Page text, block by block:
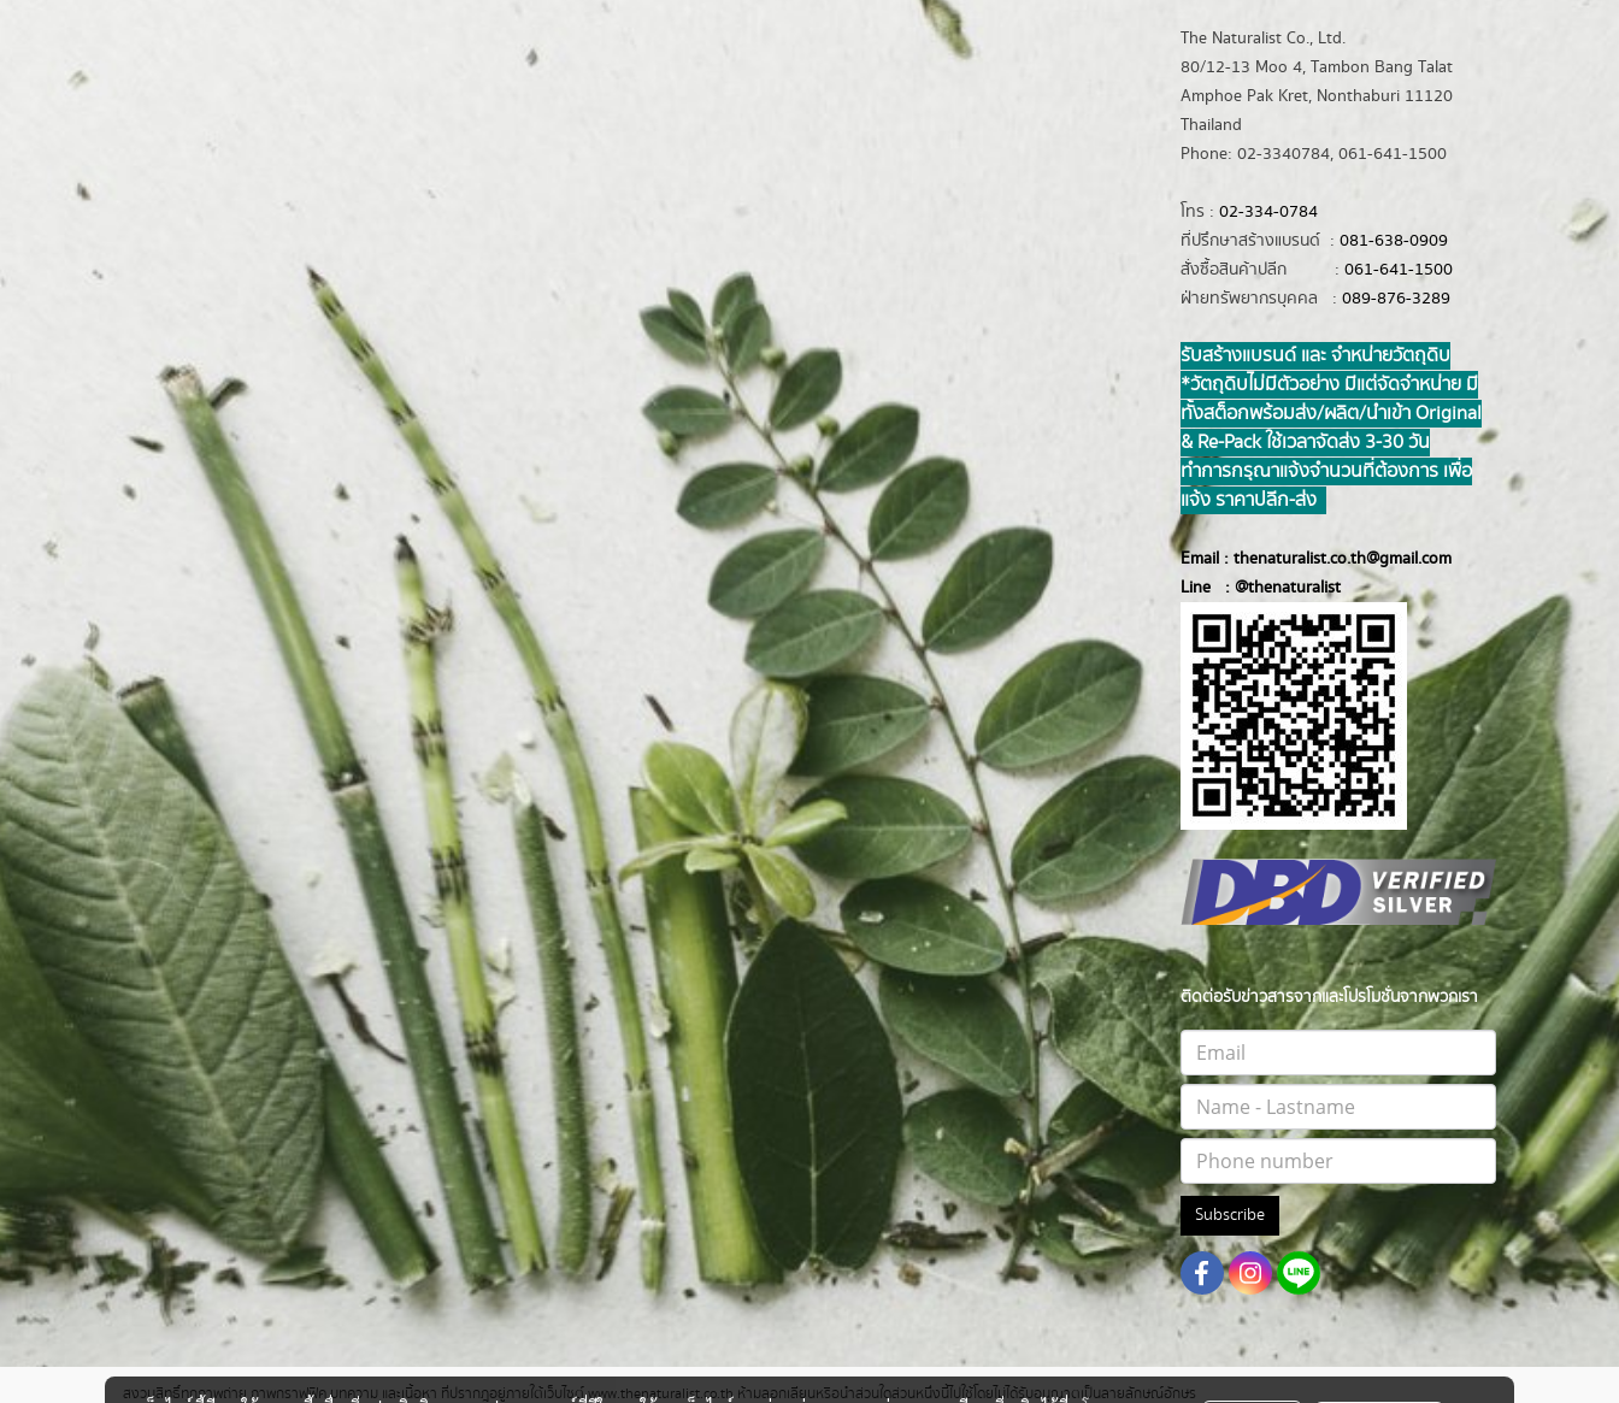
The Naturalist Co., Ltd.
80/12-13 Moo 4, Tambon Bang Talat
Amphoe Pak Kret, Nonthaburi 11120
Thailand
Phone: 02-3340784, 061-641-1500
โทร : 02-334-0784
ที่ปรึกษาสร้างแบรนด์ : 081-638-0909
สั่งซื้อสินค้าปลีก : 061-641-1500
ฝ่ายทรัพยากรบุคคล : 089-876-3289
รับสร้างแบรนด์ และ จำหน่ายวัตถุดิบ
*วัตถุดิบไม่มีตัวอย่าง มีแต่จัดจำหน่าย มี
ทั้งสต็อกพร้อมส่ง/ผลิต/นำเข้า Original
& Re-Pack ใช้เวลาจัดส่ง 3-30 วัน
ทำการ กรุณาแจ้งจำนวนที่ต้องการ เพื่อ
แจ้ง ราคาปลีก-ส่ง
Email : thenaturalist.co.th@gmail.com
Line : @thenaturalist
ติดต่อรับข่าวสารจากและโปรโมชั่นจากพวกเรา
Subscribe
สงวนสิทธิ์ทุกภาพถ่าย ภาพกราฟฟิค บทความ และเนื้อหา ที่ปรากฎอยู่ภายใต้เว็บไซต์ www.thenaturalist.co.th ห้ามลอกเลียนหรือนำส่วนใดส่วนหนึ่งนี้ไปใช้โดยไม่ได้รับอนุญาตเป็นลายลักษณ์อักษร